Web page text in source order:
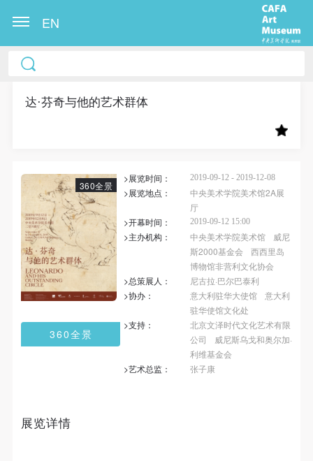
EN
达·芬奇与他的艺术群体
360全景
360全景
>展览时间： 2019-09-12 - 2019-12-08
>展览地点：
中央美术学院美术馆2A展
厅
>开幕时间：
2019-09-12 15:00
>主办机构： 中央美术学院美术馆
威尼
斯2000基金会
西西里岛
博物馆非营利文化协会
>总策展人：
尼古拉·巴尔巴泰利
>协办：
意大利驻华大使馆
意大利
驻华使馆文化处
>支持：
北京文泽时代文化艺术有限
公司
威尼斯乌戈和奥尔加·
利维基金会
>艺术总监：
张子康
展览详情
中央美术学院美术馆出版授权协议书
称“CAFAM”），愿意将本人参与中央美术学院美术馆
动）的涉及本人的图像、照片、文字、著作、活动成
作发表、出版。中央美术学院可以以电子、网络及其
它数字媒体形式公开出版，并同意编入《中国知识资
源总库》《中央美术学院资料库》《中央美术学院美
术馆资料库》等相关资料、文献、档案机构和平台，
在中央美术学院中使用和在互联网上传播，同意按相
关“章程”规定享受相关权益。
中央美术学院美术馆活动安全免责协议书
本次活动公平公正、自愿参加与退出、风险与责任自
负的原则。但活动有风险，参加者应有必要的风险意
参加本次活动者必须遵守中华人民共和国的相关法
律、法规，必须遵循道德和社会公德规范，并应该具
中央美术学院美术馆出版授权协议书
称“CAFAM”），愿意将本人参与中央美术学院美术馆
动）的涉及本人的图像、照片、文字、著作、活动成
作发表、出版。中央美术学院可以以电子、网络及其
它数字媒体形式公开出版，并同意编入《中国知识资
源总库》《中央美术学院资料库》《中央美术学院美
术馆资料库》等相关资料、文献、档案机构和平台，
在中央美术学院中使用和在互联网上传播，同意按相
关“章程”规定享受相关权益。
中央美术学院美术馆活动安全免责协议书
本次活动公平公正、自愿参加与退出、风险与责任自
负的原则。但活动有风险，参加者应有必要的风险意
参加本次活动者必须遵守中华人民共和国的相关法
律、法规，必须遵循道德和社会公德规范，并应该具
中央美术学院美术馆出版授权协议书
称“CAFAM”），愿意将本人参与中央美术学院美术馆
动）的涉及本人的图像、照片、文字、著作、活动成
作发表、出版。中央美术学院可以以电子、网络及其
它数字媒体形式公开出版，并同意编入《中国知识资
源总库》《中央美术学院资料库》《中央美术学院美
术馆资料库》等相关资料、文献、档案机构和平台，
在中央美术学院中使用和在互联网上传播，同意按相
关“章程”规定享受相关权益。
中央美术学院美术馆活动安全免责协议书
本次活动公平公正、自愿参加与退出、风险与责任自
负的原则。但活动有风险，参加者应有必要的风险意
参加本次活动者必须遵守中华人民共和国的相关法
律、法规，必须遵循道德和社会公德规范，并应该具